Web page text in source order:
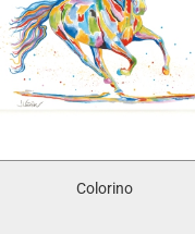
Colorino